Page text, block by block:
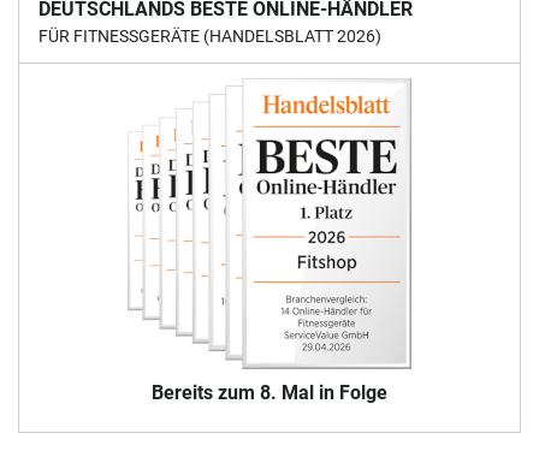
DEUTSCHLANDS BESTE ONLINE-HÄNDLER
FÜR FITNESSGERÄTE (HANDELSBLATT 2026)
Bereits zum 8. Mal in Folge